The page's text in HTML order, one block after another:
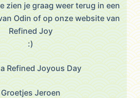
zien je graag weer terug in een
Odin of op onze website van
Refined Joy
:)
Refined Joyous Day
Groetjes Jeroen